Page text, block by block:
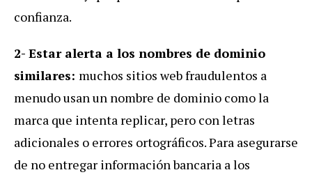
confianza.
2- Estar alerta a los nombres de dominio
similares: muchos sitios web fraudulentos a
menudo usan un nombre de dominio como la
marca que intenta replicar, pero con letras
adicionales o errores ortográficos. Para asegurarse
de no entregar información bancaria a los